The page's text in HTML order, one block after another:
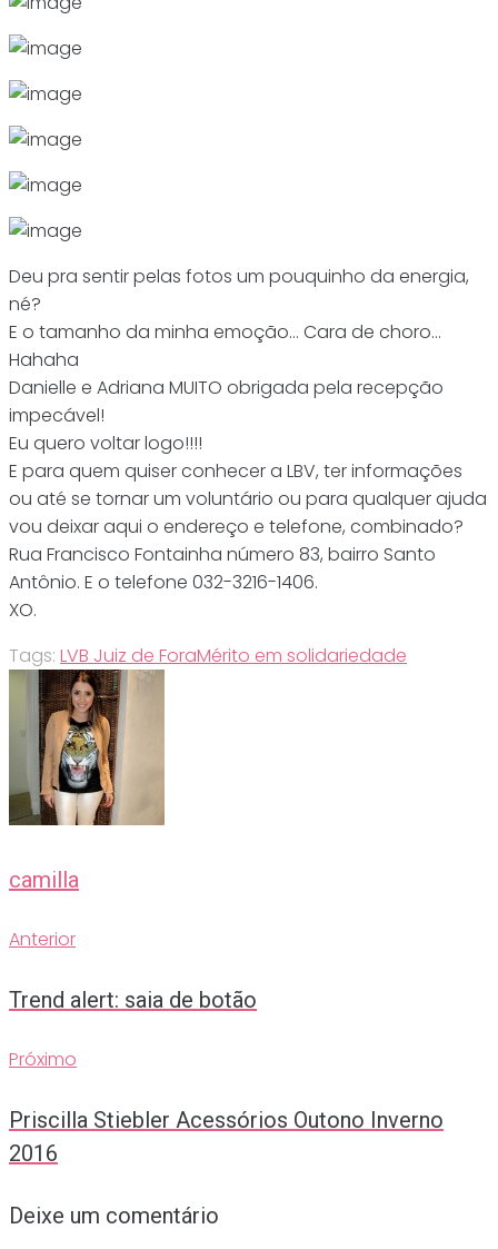
Deu pra sentir pelas fotos um pouquinho da energia,
né?
E o tamanho da minha emoção… Cara de choro…
Hahaha
Danielle e Adriana MUITO obrigada pela recepção
impecável!
Eu quero voltar logo!!!!
E para quem quiser conhecer a LBV, ter informações
ou até se tornar um voluntário ou para qualquer ajuda
vou deixar aqui o endereço e telefone, combinado?
Rua Francisco Fontainha número 83, bairro Santo
Antônio. E o telefone 032-3216-1406.
XO.
Tags: LVB Juiz de ForaMérito em solidariedade
camilla
Navegação
Post
Anterior
Anterior
Trend alert: saia de botão
Próximo
Próximo
Priscilla Stiebler Acessórios Outono Inverno
2016
Deixe um comentário